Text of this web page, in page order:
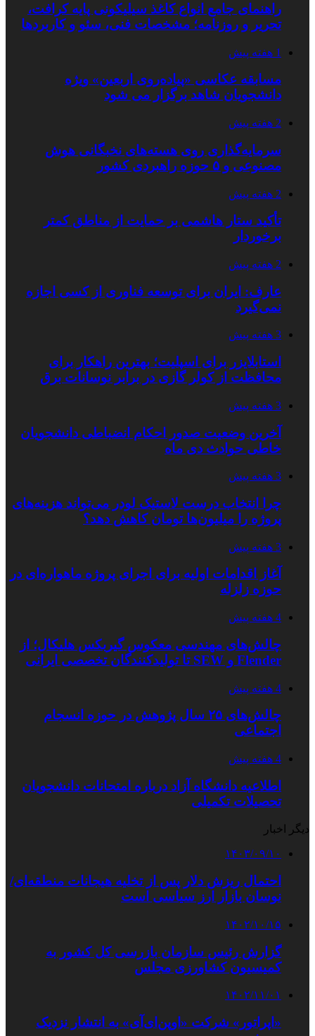
راهنمای جامع انواع کاغذ سیلیکونی پایه کرافت،
تحریر و روزنامه؛ مشخصات فنی، سئو و کاربردها
1 هفته پیش
مسابقه عکاسی «پیاده‌روی اربعین» ویژه
دانشجویان شاهد برگزار می شود
2 هفته پیش
سرمایه‌گذاری روی هسته‌های نخبگانی هوش
مصنوعی و ۵ حوزه راهبردی کشور
2 هفته پیش
تأکید ستار هاشمی بر حمایت از مناطق کمتر
برخوردار
2 هفته پیش
عارف: ایران برای توسعه فناوری از کسی اجازه
نمی‌گیرد
3 هفته پیش
استابلایزر برای اسپلیت؛ بهترین راهکار برای
محافظت از کولر گازی در برابر نوسانات برق
3 هفته پیش
آخرین وضعیت صدور احکام انضباطی دانشجویان
خاطی حوادث دی ماه
3 هفته پیش
چرا انتخاب درست لاستیک لودر می‌تواند هزینه‌های
پروژه را میلیون‌ها تومان کاهش دهد؟
3 هفته پیش
آغاز اقدامات اولیه برای اجرای پروژه ماهواره‌ای در
حوزه زلزله
4 هفته پیش
چالش‌های مهندسی معکوس گیربکس هلیکال؛ از
Flender و SEW تا تولیدکنندگان تخصصی ایرانی
4 هفته پیش
چالش‌های ۲۵ سال پژوهش در حوزه انسجام
اجتماعی
4 هفته پیش
اطلاعیه دانشگاه آزاد درباره امتحانات دانشجویان
تحصیلات تکمیلی
دیگر اخبار
۱۴۰۳/۰۹/۱۰
احتمال ریزش دلار پس از تخلیه هیجانات منطقه‌ای/
نوسان بازار ارز سیاسی است
۱۴۰۲/۱۰/۱۵
گزارش رئیس سازمان بازرسی کل کشور به
کمیسیون کشاورزی مجلس
۱۴۰۲/۱۱/۰۱
«اپراتور» شرکت «اوپن‌ای‌آی» به انتشار نزدیک